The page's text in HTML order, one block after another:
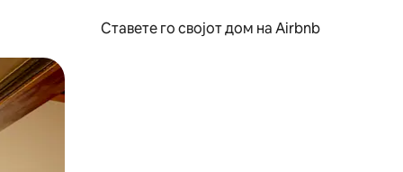
Ставете го својот дом на Airbnb